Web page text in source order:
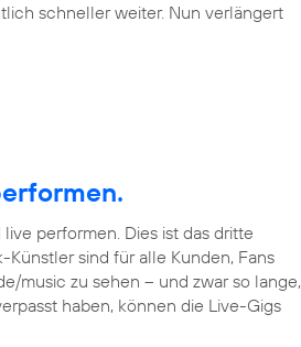
schneller weiter. Nun verlängert
live performen. Dies ist das dritte
sind für alle Kunden, Fans
music zu sehen – und zwar so lange,
haben, können die Live-Gigs